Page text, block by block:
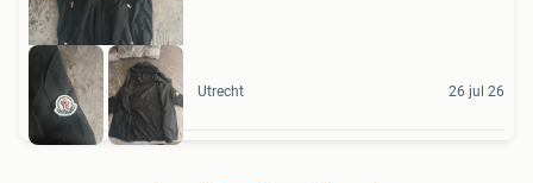
Utrecht 26 jul 26